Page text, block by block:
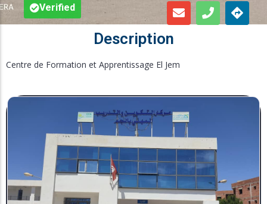
Verified
Description
Centre de Formation et Apprentissage El Jem